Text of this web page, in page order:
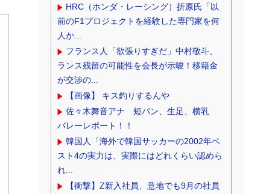
HRC（ホンダ・レーシング）折原氏「以
前のF1プロジェクトを経験した専門家を何
人か...
フランス人「欲張りすぎだ」中村敬斗、
ランス残留の可能性を会長が示唆！移籍金
が交渉の...
【画像】 キス釣りするんや
佐々木舞音アナ 短パン、生足、横乳
バレーレポート！！
韓国人「海外で韓国サッカーの2002年ベ
スト4の実力は、実際にはどれくらい認めら
れ...
【衝撃】Z新入社員、意地でも9月の社員